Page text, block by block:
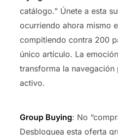
catálogo.” Únete a esta
ocurriendo ahora mismo
compitiendo contra 200
único artículo. La
transforma la navegación
activo.
Group Buying: No
Desbloquea esta oferta